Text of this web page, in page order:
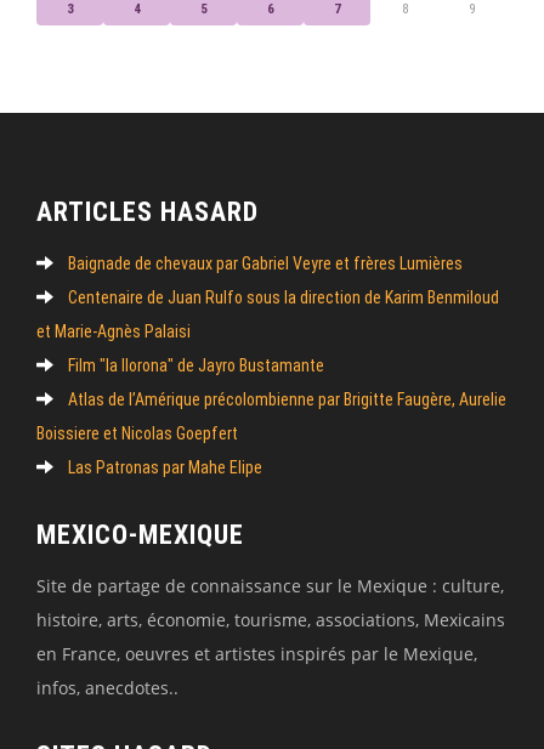
3 4 5 6 7 8 9
ARTICLES HASARD
Baignade de chevaux par Gabriel Veyre et frères Lumières
Centenaire de Juan Rulfo sous la direction de Karim Benmiloud
et Marie-Agnès Palaisi
Film "la llorona" de Jayro Bustamante
Atlas de l’Amérique précolombienne par Brigitte Faugère, Aurelie
Boissiere et Nicolas Goepfert
Las Patronas par Mahe Elipe
MEXICO-MEXIQUE
Site de partage de connaissance sur le Mexique : culture,
histoire, arts, économie, tourisme, associations, Mexicains
en France, oeuvres et artistes inspirés par le Mexique,
infos, anecdotes..